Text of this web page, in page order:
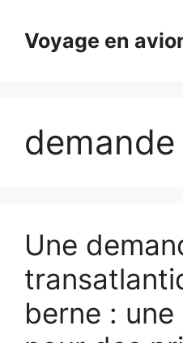
contenuVoyage en
Une
berne :